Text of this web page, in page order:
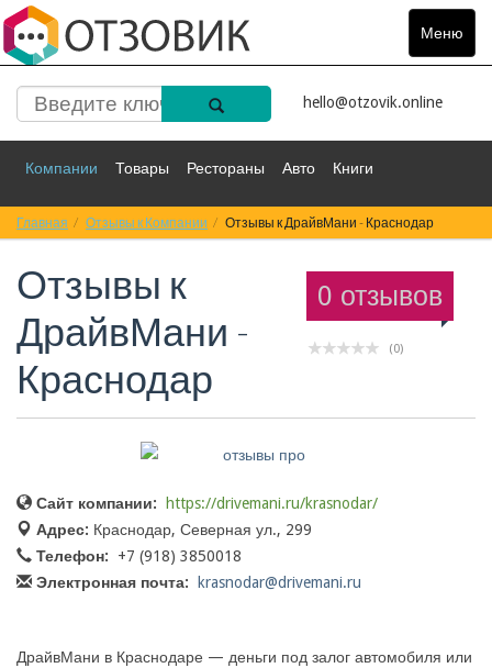
Меню
Toggle
hello@otzovik.online
Компании Товары Рестораны Авто Книги
Спорт Фильмы Деньги Путешествия
Красота Здоровье
Главная Отзывы к Компании Отзывы к ДрайвМани - Краснодар
0 отзывов
(0)
Отзывы к
ДрайвМани -
Краснодар
Сайт компании:
https://drivemani.ru/krasnodar/
Адрес: Краснодар, Северная ул., 299
Телефон:
+7 (918) 3850018
Электронная почта:
krasnodar@drivemani.ru
ДрайвМани в Краснодаре — деньги под залог автомобиля или